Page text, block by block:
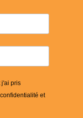
j'ai pris
et